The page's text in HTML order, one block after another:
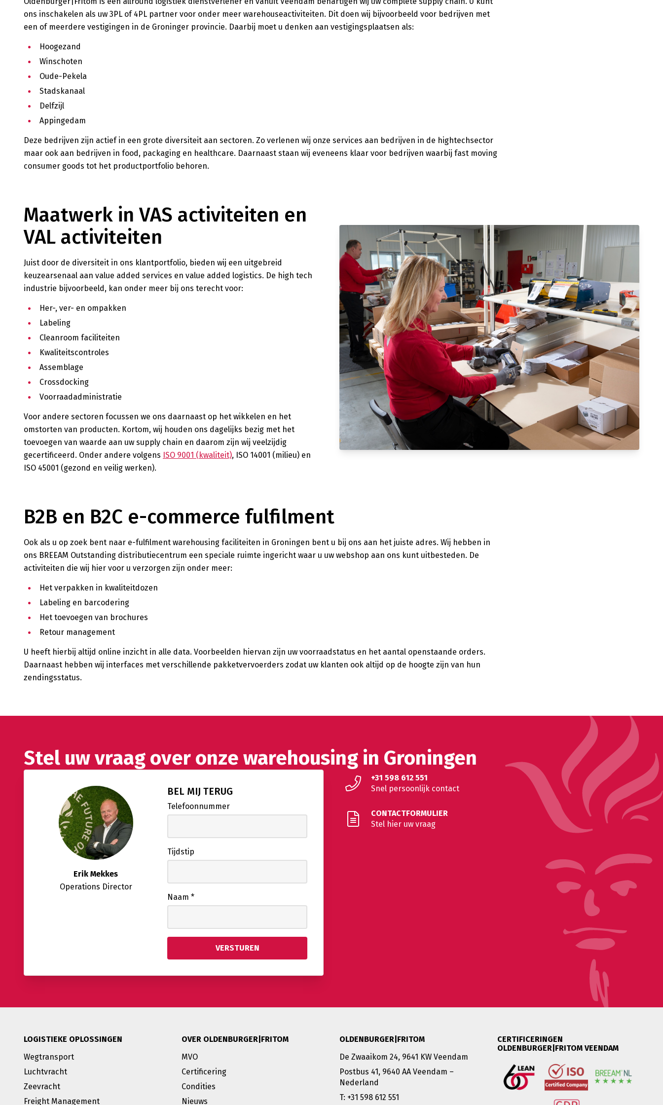
ons inschakelen als uw 3PL of 4PL partner voor onder meer warehouseactiviteiten. Dit doen wij bijvoorbeeld voor bedrijven met
een of meerdere vestigingen in de Groninger provincie. Daarbij moet u denken aan vestigingsplaatsen als:
Hoogezand
Winschoten
Oude-Pekela
Stadskanaal
Delfzijl
Appingedam
Deze bedrijven zijn actief in een grote diversiteit aan sectoren. Zo verlenen wij onze services aan bedrijven in de hightechsector
maar ook aan bedrijven in food, packaging en healthcare. Daarnaast staan wij eveneens klaar voor bedrijven waarbij fast moving
consumer goods tot het productportfolio behoren.
Maatwerk in VAS activiteiten en
VAL activiteiten
Juist door de diversiteit in ons klantportfolio, bieden wij een uitgebreid
keuzearsenaal aan value added services en value added logistics. De high tech
industrie bijvoorbeeld, kan onder meer bij ons terecht voor:
Her-, ver- en ompakken
Labeling
Cleanroom faciliteiten
Kwaliteitscontroles
Assemblage
Crossdocking
Voorraadadministratie
Voor andere sectoren focussen we ons daarnaast op het wikkelen en het
omstorten van producten. Kortom, wij houden ons dagelijks bezig met het
toevoegen van waarde aan uw supply chain en daarom zijn wij veelzijdig
gecertificeerd. Onder andere volgens ISO 9001 (kwaliteit), ISO 14001 (milieu) en
ISO 45001 (gezond en veilig werken).
B2B en B2C e-commerce fulfilment
Ook als u op zoek bent naar e-fulfilment warehousing faciliteiten in Groningen bent u bij ons aan het juiste adres. Wij hebben in
ons BREEAM Outstanding distributiecentrum een speciale ruimte ingericht waar u uw webshop aan ons kunt uitbesteden. De
activiteiten die wij hier voor u verzorgen zijn onder meer:
Het verpakken in kwaliteitdozen
Labeling en barcodering
Het toevoegen van brochures
Retour management
U heeft hierbij altijd online inzicht in alle data. Voorbeelden hiervan zijn uw voorraadstatus en het aantal openstaande orders.
Daarnaast hebben wij interfaces met verschillende pakketvervoerders zodat uw klanten ook altijd op de hoogte zijn van hun
zendingsstatus.
Stel uw vraag over onze warehousing in Groningen
Erik Mekkes
Operations Director
BEL MIJ TERUG
Telefoonnummer
Tijdstip
Naam*
+31 598 612 551
Snel persoonlijk contact
CONTACTFORMULIER
Stel hier uw vraag
LOGISTIEKE OPLOSSINGEN
Wegtransport
Luchtvracht
Zeevracht
Freight Management
OVER OLDENBURGER|FRITOM
MVO
Certificering
Condities
Nieuws
OLDENBURGER|FRITOM
De Zwaaikom 24, 9641 KW Veendam
Postbus 41, 9640 AA Veendam –
Nederland
T: +31 598 612 551
CERTIFICERINGEN
OLDENBURGER|FRITOM VEENDAM